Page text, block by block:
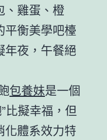
、雞蛋、橙
平衡美學吧檯
年夜，午餐絕
包養妹是一個
比擬幸福，但
化體系效力特